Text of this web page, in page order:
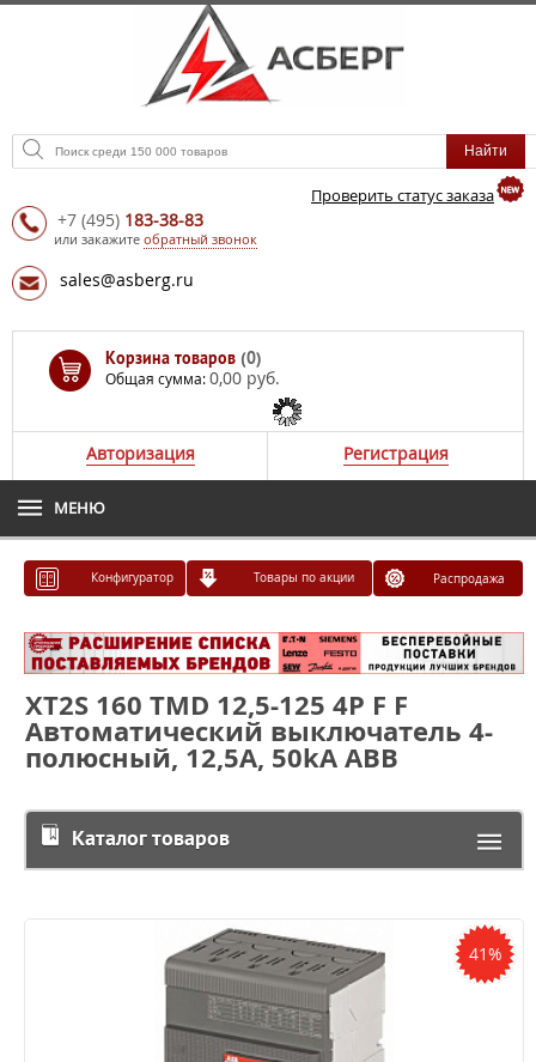
Проверить статус заказа
+7 (495) 183-38-83
или закажите обратный звонок
sales@asberg.ru
Корзина товаров (0)
Общая сумма:0,00 руб.
Авторизация Регистрация
МЕНЮ
Конфигуратор Товары по акции Распродажа
XT2S 160 TMD 12,5-125 4P F F
Автоматический выключатель 4-
полюсный, 12,5А, 50kA ABB
Каталог товаров
41%